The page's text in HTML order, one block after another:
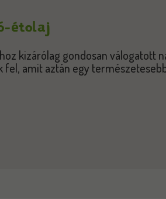
étolaj
kizárólag gondosan válogatott
amit aztán egy